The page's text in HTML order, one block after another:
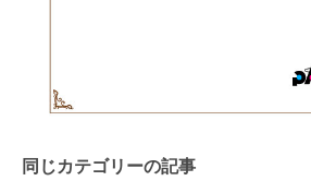
同じカテゴリーの記事